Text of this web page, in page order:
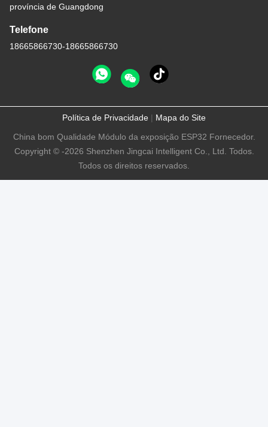
província de Guangdong
Telefone
18665866730-18665866730
Política de Privacidade | Mapa do Site
China bom Qualidade Módulo da exposição ESP32 Fornecedor.
Copyright © -2026 Shenzhen Jingcai Intelligent Co., Ltd. Todos.
Todos os direitos reservados.